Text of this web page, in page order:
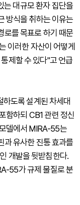
는 대규모 환자 집단을
방식을 취하는 이유는
로를 목표로 하기 때문
이러한 자산이 어떻게
제할 수 있다"고 언급
도록 설계된 차세대
함하되 CB1 관련 정신
델에서 MIRA-55는
과 유사한 진통 효과를
개발을 뒷받침한다.
55가 규제 물질로 분